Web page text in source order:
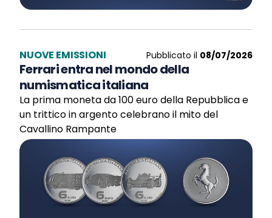
NUOVE EMISSIONI Pubblicato il 08/07/2026
Ferrari entra nel mondo della
numismatica italiana
La prima moneta da 100 euro della Repubblica e
un trittico in argento celebrano il mito del
Cavallino Rampante